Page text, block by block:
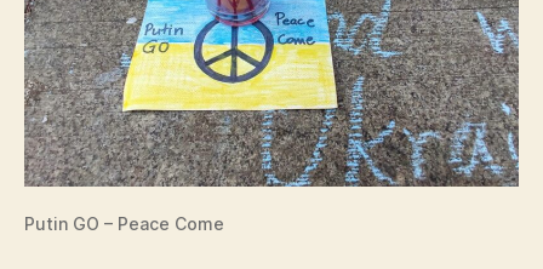
Putin GO – Peace Come